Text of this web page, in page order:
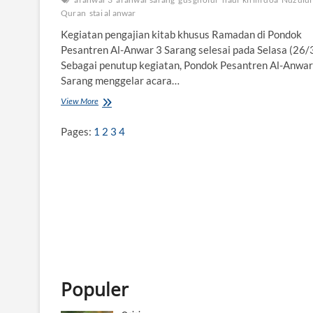
Quran stai al anwar
Kegiatan pengajian kitab khusus Ramadan di Pondok
Pesantren Al-Anwar 3 Sarang selesai pada Selasa (26/
Sebagai penutup kegiatan, Pondok Pesantren Al-
Sarang menggelar acara…
View More
a
Pages: 1 2 3 4
Populer